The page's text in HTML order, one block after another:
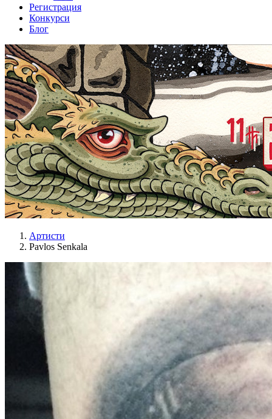
Регистрация
Конкурси
Блог
Артисти
Pavlos Senkala